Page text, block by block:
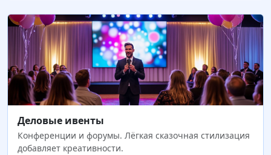
Деловые ивенты
Конференции и форумы. Лёгкая сказочная стилизация
добавляет креативности.